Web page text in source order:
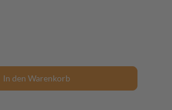
In den Warenkorb